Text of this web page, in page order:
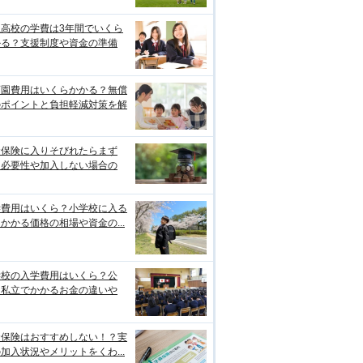
校の学費は3年間でいくら
？支援制度や資金の準備
費用はいくらかかる？無償
イントと負担軽減対策を解
険に入りそびれたらまず
要性や加入しない場合の
用はいくら？小学校に入る
かる価格の相場や資金の...
の入学費用はいくら？公
立でかかるお金の違いや
険はおすすめしない！？実
入状況やメリットをくわ...